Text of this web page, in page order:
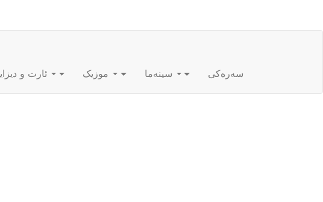
ئارت و دیزاین سەرەکی